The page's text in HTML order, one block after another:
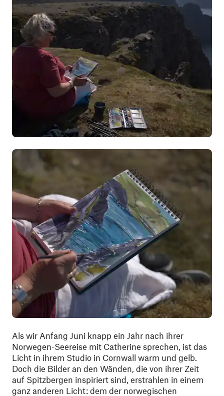
Als wir Anfang Juni knapp ein Jahr nach ihrer
Norwegen-Seereise mit Catherine sprechen, ist das
Licht in ihrem Studio in Cornwall warm und gelb.
Doch die Bilder an den Wänden, die von ihrer Zeit
auf Spitzbergen inspiriert sind, erstrahlen in einem
ganz anderen Licht: dem der norwegischen